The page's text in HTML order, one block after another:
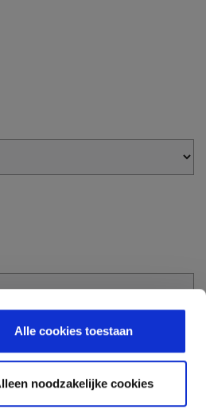
Alle cookies toestaan
noodzakelijke cookies